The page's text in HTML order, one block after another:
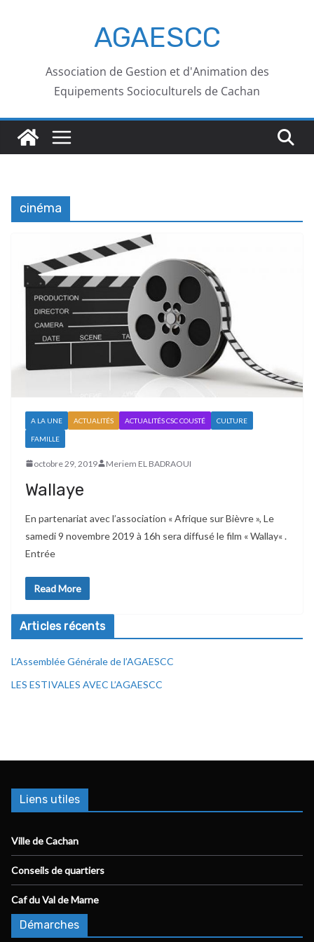
AGAESCC
Association de Gestion et d'Animation des
Equipements Socioculturels de Cachan
cinéma
A LA UNE ACTUALITÉS ACTUALITÉS CSC COUSTÉ CULTURE
FAMILLE
octobre 29, 2019 Meriem EL BADRAOUI
Wallaye
En partenariat avec l’association « Afrique sur Bièvre », Le
samedi 9 novembre 2019 à 16h sera diffusé le film « Wallay« .
Entrée
Read More
Articles récents
L’Assemblée Générale de l’AGAESCC
LES ESTIVALES AVEC L’AGAESCC
Liens utiles
Ville de Cachan
Conseils de quartiers
Caf du Val de Marne
Démarches